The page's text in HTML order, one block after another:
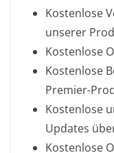
Kostenlose
unserer
Kostenlose
Kostenlose
Premier-
Kostenlose
Updates
Kostenlose